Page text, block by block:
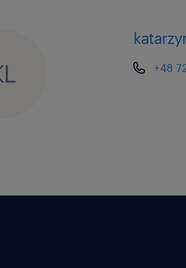
Możliwość dofinansowania
+48